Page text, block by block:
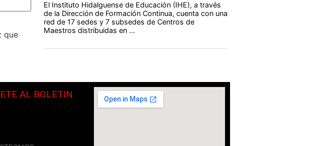
que
El Instituto Hidalguense de Educación (IHE), a través
de la Dirección de Formación Continua, cuenta con una
red de 17 sedes y 7 subsedes de Centros de
Maestros distribuidas en ...
AL BOLETIN